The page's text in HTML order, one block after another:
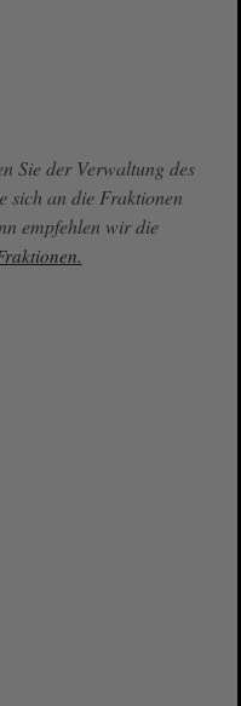
Sie der Verwaltung des
sich an die Fraktionen
empfehlen wir die